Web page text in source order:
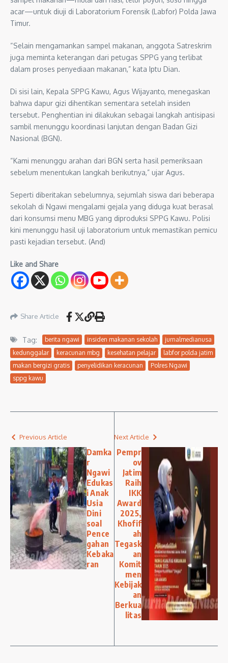
acar—untuk diuji di Laboratorium Forensik (Labfor) Polda Jawa
Timur.
“Selain mengamankan sampel makanan, anggota Satreskrim
juga meminta keterangan dari petugas SPPG yang terlibat
dalam proses penyediaan makanan,” kata Iptu Dian.
Di sisi lain, Kepala SPPG Kawu, Agus Wijayanto, menegaskan
bahwa dapur gizi dihentikan sementara setelah insiden
tersebut. Penghentian ini dilakukan sebagai langkah antisipasi
sambil menunggu koordinasi lanjutan dengan Badan Gizi
Nasional (BGN).
“Kami menunggu arahan dari BGN serta hasil pemeriksaan
sebelum menentukan langkah berikutnya,” ujar Agus.
Seperti diberitakan sebelumnya, sejumlah siswa dari beberapa
sekolah di Ngawi mengalami gejala yang diduga kuat berasal
dari konsumsi menu MBG yang diproduksi SPPG Kawu. Polisi
kini menunggu hasil uji laboratorium untuk memastikan pemicu
pasti kejadian tersebut. (And)
Like and Share
Share Article
Tag: berita ngawi insiden makanan sekolah
jurnalmedianusa
kedunggalar
keracunan mbg kesehatan pelajar
labfor polda jatim
makan bergizi gratis
penyelidikan keracunan
Polres Ngawi
sppg kawu
Previous Article
Damka
r
Ngawi
Edukas
i Anak
Usia
Dini
soal
Pence
gahan
Kebaka
ran
Next Article
Pempr
ov
Jatim
Raih
IKK
Award
2025,
Khofif
ah
Tegask
an
Komit
men
Kebijak
an
Berkua
litas